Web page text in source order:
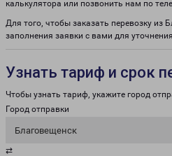
калькулятора или позвонить нам по
Для того, чтобы заказать перевозку из
заполнения заявки с вами для
Узнать тариф и срок
Чтобы узнать тариф, укажите город
Город отправки
Благовещенск
⇄